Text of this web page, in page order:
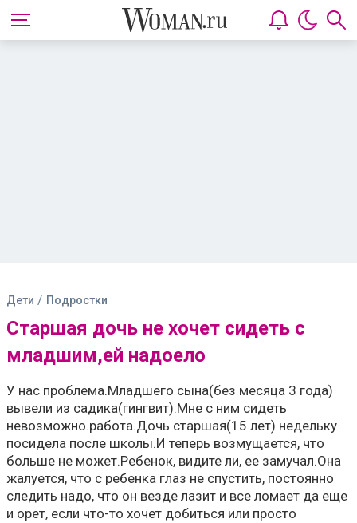
Дети / Подростки
Старшая дочь не хочет сидеть с
младшим,ей надоело
У нас проблема.Младшего сына(без месяца 3 года)
вывели из садика(гингвит).Мне с ним сидеть
невозможно.работа.Дочь старшая(15 лет) недельку
посидела после школы.И теперь возмущается, что
больше не может.Ребенок, видите ли, ее замучал.Она
жалуется, что с ребенка глаз не спустить, постоянно
следить надо, что он везде лазит и все ломает да еще
и орет, если что-то хочет добиться или просто